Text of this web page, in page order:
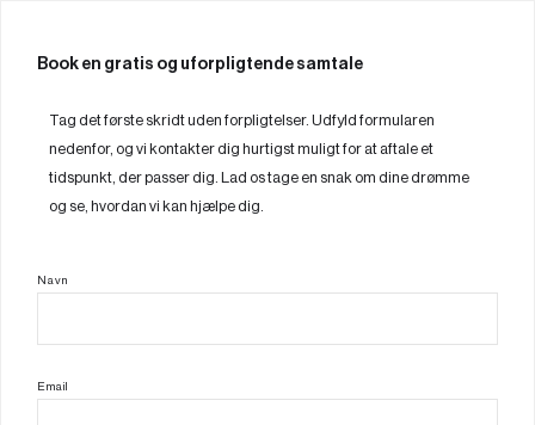
Book en gratis og uforpligtende samtale
Tag det første skridt uden forpligtelser. Udfyld formularen
nedenfor, og vi kontakter dig hurtigst muligt for at aftale et
tidspunkt, der passer dig. Lad os tage en snak om dine drømme
og se, hvordan vi kan hjælpe dig.
Navn
Email